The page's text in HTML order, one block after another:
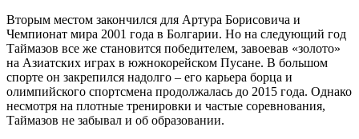
Вторым местом закончился для Артура Борисовича и
Чемпионат мира 2001 года в Болгарии. Но на следующий год
Таймазов все же становится победителем, завоевав «золото»
на Азиатских играх в южнокорейском Пусане. В большом
спорте он закрепился надолго – его карьера борца и
олимпийского спортсмена продолжалась до 2015 года. Однако
несмотря на плотные тренировки и частые соревнования,
Таймазов не забывал и об образовании.